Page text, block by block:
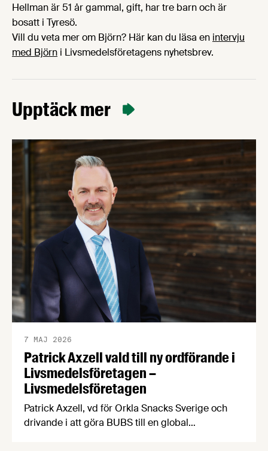
Hellman är 51 år gammal, gift, har tre barn och är
bosatt i Tyresö.
Vill du veta mer om Björn? Här kan du läsa en intervju
med Björn i Livsmedelsföretagens nyhetsbrev.
Upptäck mer
Patrick Axzell vald till ny ordförande i
Livsmedelsföretagen –
Livsmedelsföretagen
7 MAJ 2026
Patrick Axzell, vd för Orkla Snacks Sverige och
drivande i att göra BUBS till en global